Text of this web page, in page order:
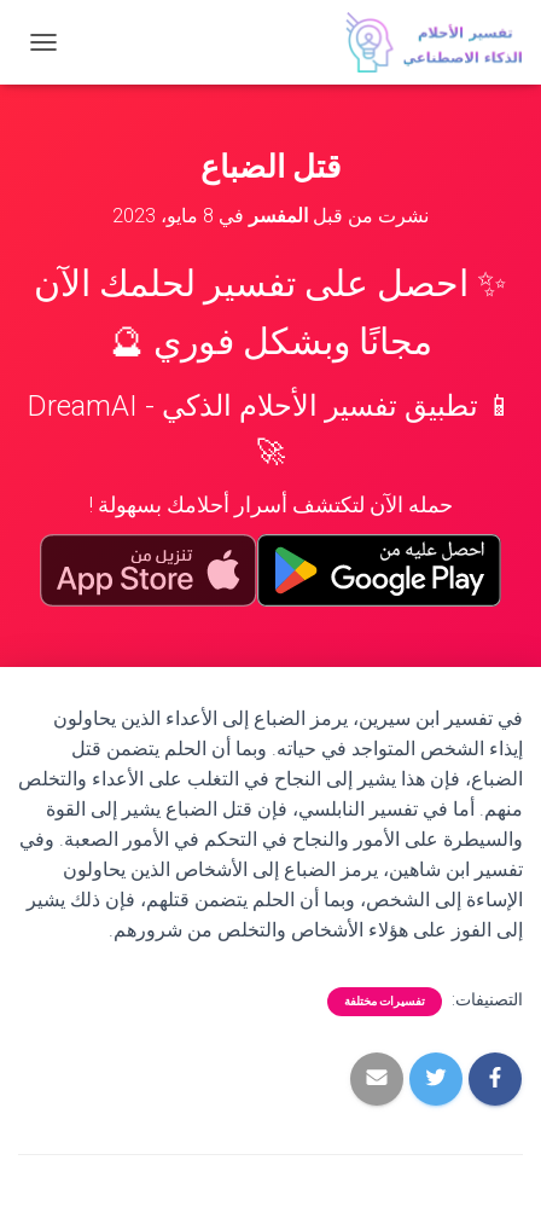
ب
ل
قتل الضباع
نشرت من قبل المفسر في 8 مايو، 2023
✨ احصل على تفسير لحلمك الآن
مجانًا وبشكل فوري 🔮
📱 تطبيق تفسير الأحلام الذكي - DreamAI
🚀
حمله الآن لتكتشف أسرار أحلامك بسهولة !
في تفسير ابن سيرين، يرمز الضباع إلى الأعداء الذين يحاولون
إيذاء الشخص المتواجد في حياته. وبما أن الحلم يتضمن قتل
الضباع، فإن هذا يشير إلى النجاح في التغلب على الأعداء والتخلص
منهم. أما في تفسير النابلسي، فإن قتل الضباع يشير إلى القوة
والسيطرة على الأمور والنجاح في التحكم في الأمور الصعبة. وفي
تفسير ابن شاهين، يرمز الضباع إلى الأشخاص الذين يحاولون
الإساءة إلى الشخص، وبما أن الحلم يتضمن قتلهم، فإن ذلك يشير
إلى الفوز على هؤلاء الأشخاص والتخلص من شرورهم.
التصنيفات: تفسيرات مختلفة